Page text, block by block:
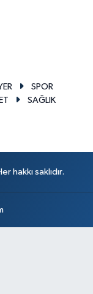
SPOR
SAĞLIK
hakkı saklıdır.